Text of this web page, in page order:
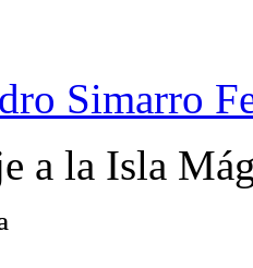
Simarro
a la Isla